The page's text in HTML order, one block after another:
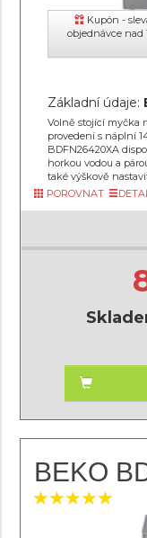
Kupón -
objednávce nad
Základní údaje:
Volně stojící myčka
provedení s náplní
BDFN26420XA
horkou vodou a
také výškově
POROVNAT
BEKO